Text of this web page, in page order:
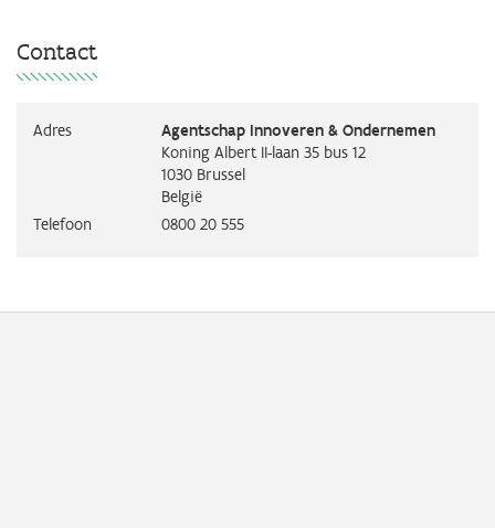
Contact
Adres
Agentschap Innoveren & Ondernemen
Koning Albert II-laan 35 bus 12
1030 Brussel
België
Telefoon
0800 20 555